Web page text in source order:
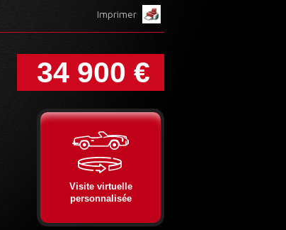
Imprimer
34 900 €
Visite virtuelle
personnalisée